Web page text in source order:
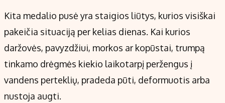
Kita medalio pusė yra staigios liūtys, kurios visiškai
pakeičia situaciją per kelias dienas. Kai kurios
daržovės, pavyzdžiui, morkos ar kopūstai, trumpą
tinkamo drėgmės kiekio laikotarpį peržengus į
vandens perteklių, pradeda pūti, deformuotis arba
nustoja augti.